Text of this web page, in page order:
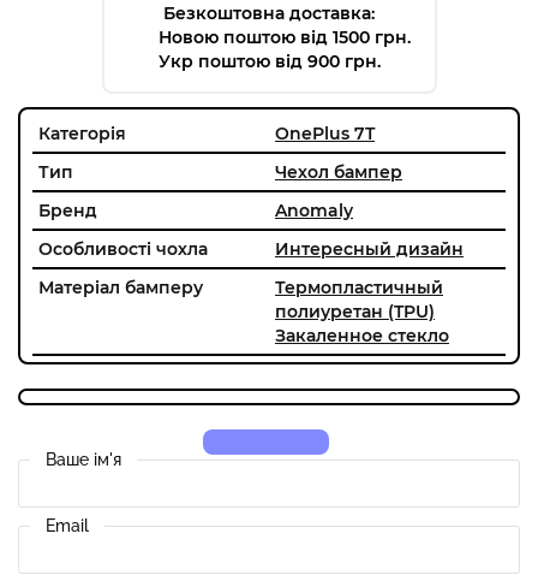
Безкоштовна доставка:
Новою поштою від 1500 грн.
Укр поштою від 900 грн.
Категорія
OnePlus 7T
Тип
Чехол бампер
Бренд
Anomaly
Особливості чохла
Интересный дизайн
Матеріал бамперу
Термопластичный
полиуретан (TPU)
Закаленное стекло
Ваше ім'я
Email